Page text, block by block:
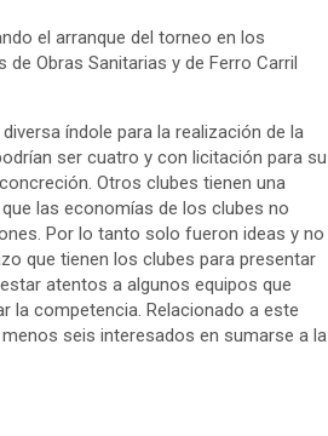
el arranque del torneo en los
Obras Sanitarias y de Ferro Carril
índole para la realización de la
ser cuatro y con licitación para su
Otros clubes tienen una
las economías de los clubes no
Por lo tanto solo fueron ideas y no
que tienen los clubes para presentar
atentos a algunos equipos que
la competencia. Relacionado a este
seis interesados en sumarse a la